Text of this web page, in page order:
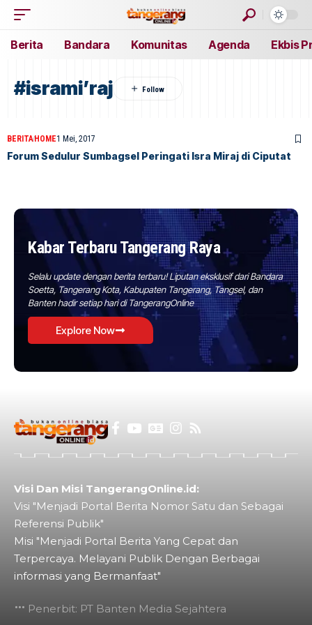
Berita Bandara Komunitas Agenda Ekbis
#isrami’raj
BERITAHOME1 Mei, 2017
Forum Sedulur Sumbagsel Peringati Isra Miraj di Ciputat
Kabar Terbaru Tangerang Raya
Selalu update dengan berita terbaru! Liputan eksklusif dari Bandara
Soetta, Tangerang Kota, Kabupaten Tangerang, Tangsel, dan
Banten hadir setiap hari di TangerangOnline
Explore Now
Visi Dan Misi TangerangOnline.id:
Visi "Menjadi Portal Berita Nomor Satu dan Sebagai
Referensi Publik"
Misi "Menjadi Portal Berita Yang Cepat dan
Terpercaya. Melayani Publik Dengan Berbagai
informasi yang Bermanfaat"
Penerbit: PT Banten Media Sejahtera